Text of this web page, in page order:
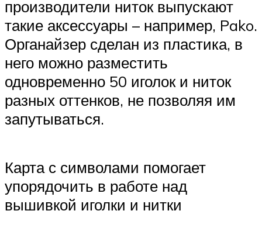
производители ниток выпускают
такие аксессуары – например, Pako.
Органайзер сделан из пластика, в
него можно разместить
одновременно 50 иголок и ниток
разных оттенков, не позволяя им
запутываться.
Карта с символами помогает
упорядочить в работе над
вышивкой иголки и нитки